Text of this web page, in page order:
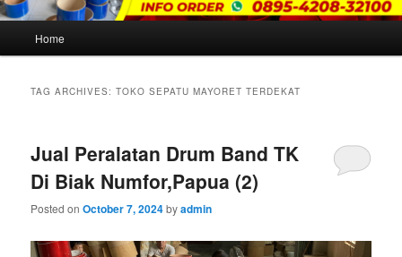
Home
TAG ARCHIVES:TOKO SEPATU MAYORET TERDEKAT
Jual Peralatan Drum Band TK
Di Biak Numfor,Papua (2)
Posted onOctober 7, 2024byadmin